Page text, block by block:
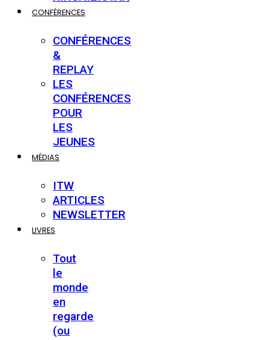
CONFÉRENCES
CONFÉRENCES
&
REPLAY
LES
CONFÉRENCES
POUR
LES
JEUNES
MÉDIAS
ITW
ARTICLES
NEWSLETTER
LIVRES
Tout
le
monde
en
regarde
(ou